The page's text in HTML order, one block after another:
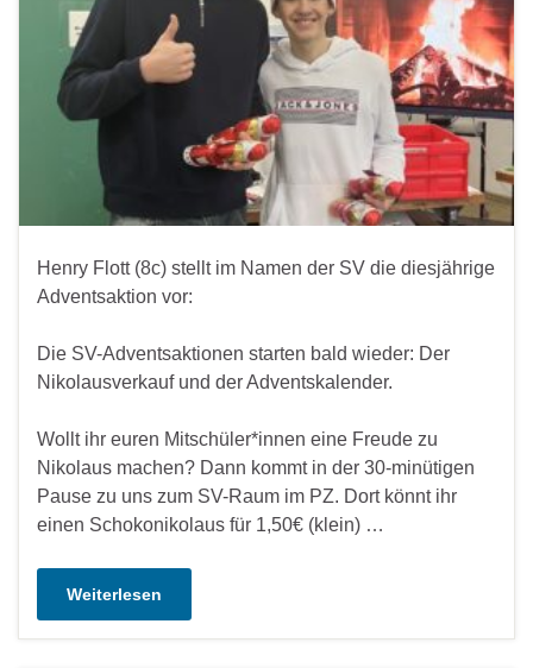
Henry Flott (8c) stellt im Namen der SV die diesjährige
Adventsaktion vor:
Die SV-Adventsaktionen starten bald wieder: Der
Nikolausverkauf und der Adventskalender.
Wollt ihr euren Mitschüler*innen eine Freude zu
Nikolaus machen? Dann kommt in der 30-minütigen
Pause zu uns zum SV-Raum im PZ. Dort könnt ihr
einen Schokonikolaus für 1,50€ (klein) …
Weiterlesen